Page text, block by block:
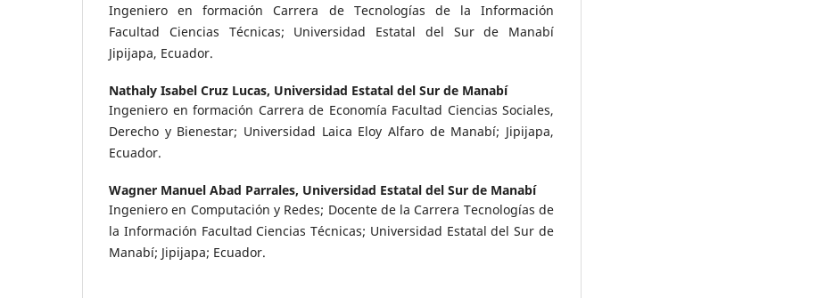
Ingeniero en formación Carrera de Tecnologías de la Información
Facultad Ciencias Técnicas; Universidad Estatal del Sur de Manabí
Jipijapa, Ecuador.
Nathaly Isabel Cruz Lucas, Universidad Estatal del Sur de Manabí
Ingeniero en formación Carrera de Economía Facultad Ciencias Sociales,
Derecho y Bienestar; Universidad Laica Eloy Alfaro de Manabí; Jipijapa,
Ecuador.
Wagner Manuel Abad Parrales, Universidad Estatal del Sur de Manabí
Ingeniero en Computación y Redes; Docente de la Carrera Tecnologías de
la Información Facultad Ciencias Técnicas; Universidad Estatal del Sur de
Manabí; Jipijapa; Ecuador.